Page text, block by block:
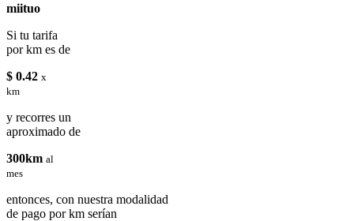
miituo
Si tu tarifa
por km es de
$ 0.42 x
km
y recorres un
aproximado de
300km al
mes
entonces, con nuestra modalidad
de pago por km serían